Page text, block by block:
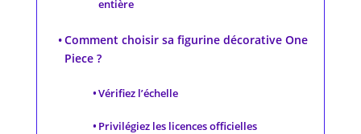
entière
Comment choisir sa figurine décorative One
Piece ?
Vérifiez l’échelle
Privilégiez les licences officielles